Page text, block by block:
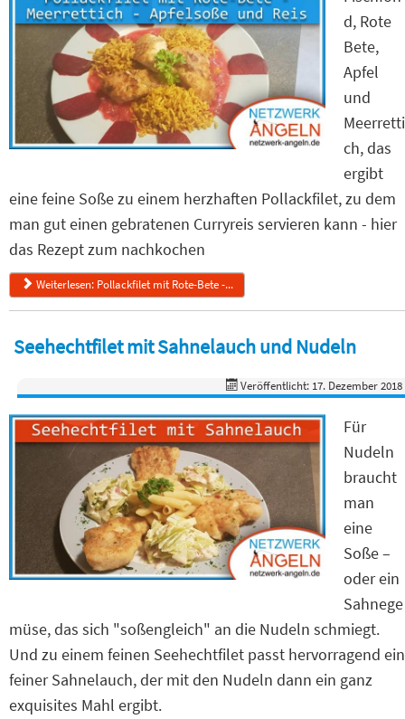
d, Rote
Bete,
Apfel
und
Meerretti
ch, das
ergibt
eine feine Soße zu einem herzhaften Pollackfilet, zu dem
man gut einen gebratenen Curryreis servieren kann - hier
das Rezept zum nachkochen
Weiterlesen: Pollackfilet mit Rote-Bete -...
Seehechtfilet mit Sahnelauch und Nudeln
Veröffentlicht: 17. Dezember 2018
Für
Nudeln
braucht
man
eine
Soße –
oder ein
Sahnege
müse, das sich "soßengleich" an die Nudeln schmiegt.
Und zu einem feinen Seehechtfilet passt hervorragend ein
feiner Sahnelauch, der mit den Nudeln dann ein ganz
exquisites Mahl ergibt.